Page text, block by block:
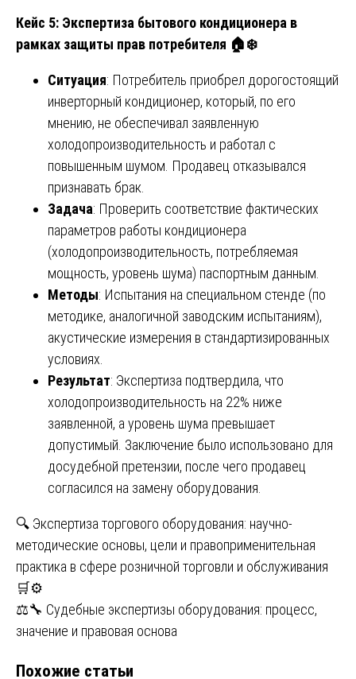
Кейс 5: Экспертиза бытового кондиционера в
рамках защиты прав потребителя 🏠❄️
Ситуация: Потребитель приобрел дорогостоящий
инверторный кондиционер, который, по его
мнению, не обеспечивал заявленную
холодопроизводительность и работал с
повышенным шумом. Продавец отказывался
признавать брак.
Задача: Проверить соответствие фактических
параметров работы кондиционера
(холодопроизводительность, потребляемая
мощность, уровень шума) паспортным данным.
Методы: Испытания на специальном стенде (по
методике, аналогичной заводским испытаниям),
акустические измерения в стандартизированных
условиях.
Результат: Экспертиза подтвердила, что
холодопроизводительность на 22% ниже
заявленной, а уровень шума превышает
допустимый. Заключение было использовано для
досудебной претензии, после чего продавец
согласился на замену оборудования.
Навигация
по
записям
🔍 Экспертиза торгового оборудования: научно-
методические основы, цели и правоприменительная
практика в сфере розничной торговли и обслуживания
🛒⚙️
⚖️🔧 Судебные экспертизы оборудования: процесс,
значение и правовая основа
Похожие статьи